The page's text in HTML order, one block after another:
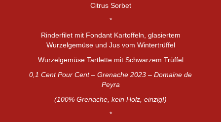
Citrus Sorbet
*
Rinderfilet mit Fondant Kartoffeln, glasiertem
Wurzelgemüse und Jus vom Wintertrüffel
Wurzelgemüse Tartlette mit Schwarzem Trüffel
0,1 Cent Pour Cent – Grenache 2023 – Domaine de
Peyra
(100% Grenache, kein Holz, einzig!)
*